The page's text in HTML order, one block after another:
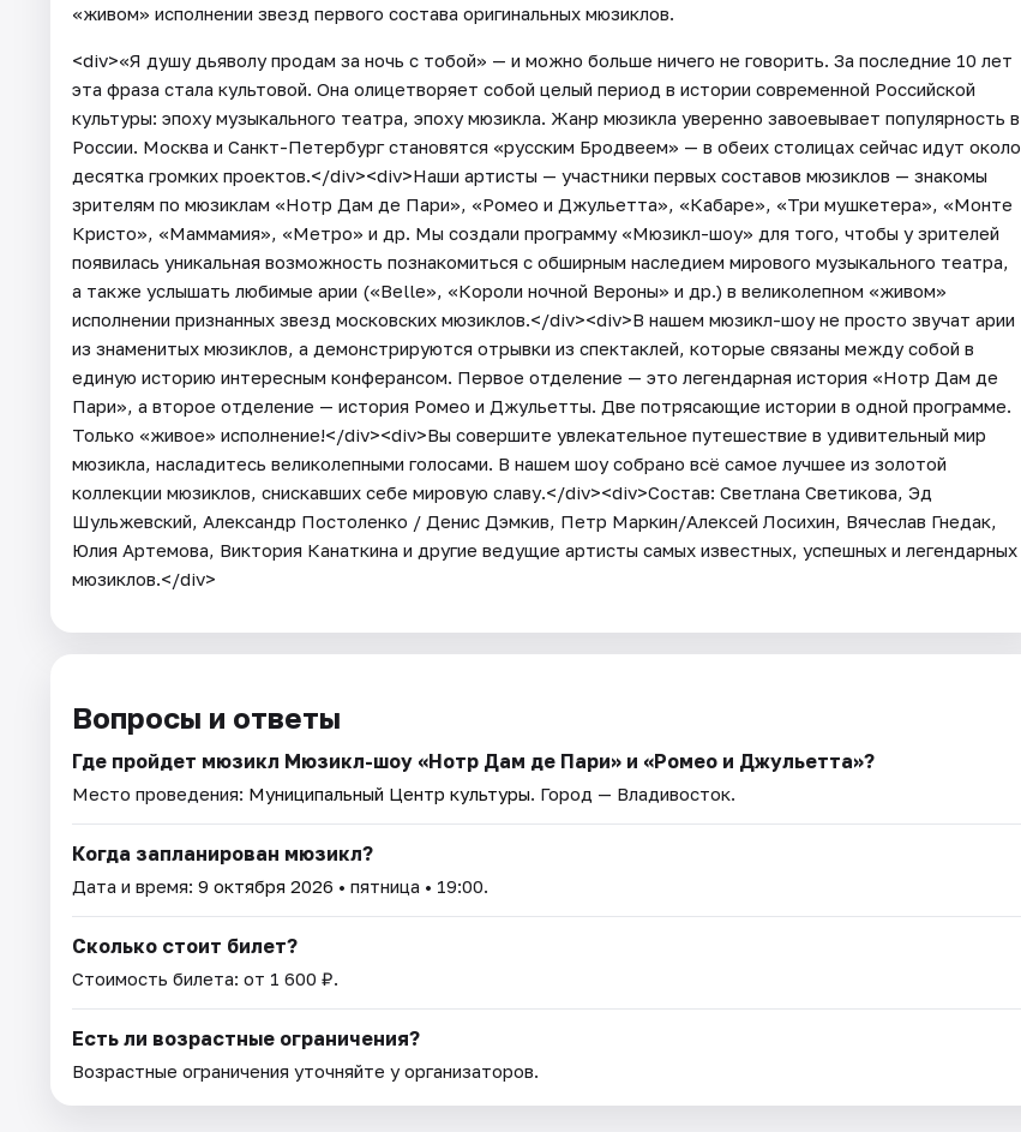
«живом» исполнении звезд первого состава оригинальных мюзиклов.
<div>«Я душу дьяволу продам за ночь с тобой» — и можно больше ничего не говорить. За последние 10 лет
эта фраза стала культовой. Она олицетворяет собой целый период в истории современной Российской
культуры: эпоху музыкального театра, эпоху мюзикла. Жанр мюзикла уверенно завоевывает популярность в
России. Москва и Санкт-Петербург становятся «русским Бродвеем» — в обеих столицах сейчас идут около
десятка громких проектов.</div><div>Наши артисты — участники первых составов мюзиклов — знакомы
зрителям по мюзиклам «Нотр Дам де Пари», «Ромео и Джульетта», «Кабаре», «Три мушкетера», «Монте
Кристо», «Маммамия», «Метро» и др. Мы создали программу «Мюзикл-шоу» для того, чтобы у зрителей
появилась уникальная возможность познакомиться с обширным наследием мирового музыкального театра,
а также услышать любимые арии («Belle», «Короли ночной Вероны» и др.) в великолепном «живом»
исполнении признанных звезд московских мюзиклов.</div><div>В нашем мюзикл-шоу не просто звучат арии
из знаменитых мюзиклов, а демонстрируются отрывки из спектаклей, которые связаны между собой в
единую историю интересным конферансом. Первое отделение — это легендарная история «Нотр Дам де
Пари», а второе отделение — история Ромео и Джульетты. Две потрясающие истории в одной программе.
Только «живое» исполнение!</div><div>Вы совершите увлекательное путешествие в удивительный мир
мюзикла, насладитесь великолепными голосами. В нашем шоу собрано всё самое лучшее из золотой
коллекции мюзиклов, снискавших себе мировую славу.</div><div>Состав: Светлана Светикова, Эд
Шульжевский, Александр Постоленко / Денис Дэмкив, Петр Маркин/Алексей Лосихин, Вячеслав Гнедак,
Юлия Артемова, Виктория Канаткина и другие ведущие артисты самых известных, успешных и легендарных
мюзиклов.</div>
Вопросы и ответы
Где пройдет мюзикл Мюзикл-шоу «Нотр Дам де Пари» и «Ромео и Джульетта»?
Место проведения: Муниципальный Центр культуры. Город — Владивосток.
Когда запланирован мюзикл?
Дата и время: 9 октября 2026 • пятница • 19:00.
Сколько стоит билет?
Стоимость билета: от 1 600 ₽.
Есть ли возрастные ограничения?
Возрастные ограничения уточняйте у организаторов.